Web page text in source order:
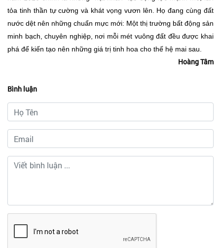
tỏa tinh thần tự cường và khát vọng vươn lên. Họ đang cùng đất
nước dệt nên những chuẩn mực mới: Một thị trường bất động sản
minh bạch, chuyên nghiệp, nơi mỗi mét vuông đất đều được khai
phá để kiến tạo nên những giá trị tinh hoa cho thế hệ mai sau.
Hoàng Tâm
Bình luận